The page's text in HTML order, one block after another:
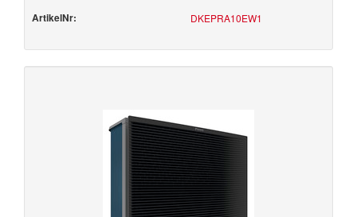
ArtikelNr: DKEPRA10EW1